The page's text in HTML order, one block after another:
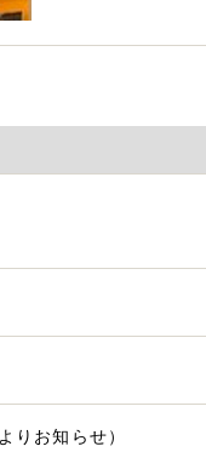
りお知らせ）